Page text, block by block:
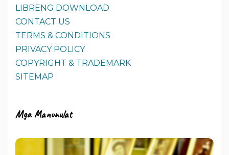
LIBRENG DOWNLOAD
CONTACT US
TERMS & CONDITIONS
PRIVACY POLICY
COPYRIGHT & TRADEMARK
SITEMAP
Mga Manunulat